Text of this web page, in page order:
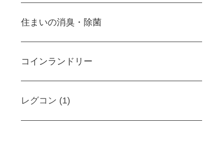
住まいの消臭・除菌
コインランドリー
レグコン (1)